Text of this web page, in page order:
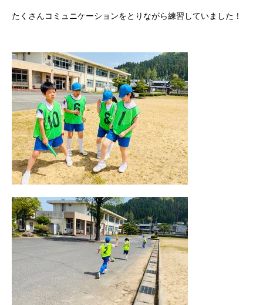
たくさんコミュニケーションをとりながら練習していました！